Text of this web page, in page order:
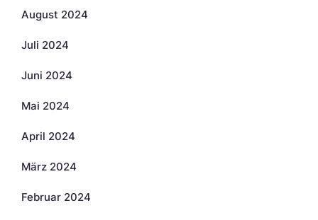
August 2024
Juli 2024
Juni 2024
Mai 2024
April 2024
März 2024
Februar 2024